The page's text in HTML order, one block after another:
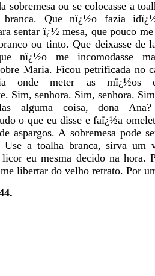
sobremesa ou se colocasse a
Que nï¿½o fazia
sentar ï¿½ mesa, que pouco
ou tinto. Que deixasse de
nï¿½o me incomodasse
Maria. Ficou petrificada no
onde meter as mï¿½os
Sim, senhora. Sim, senhora.
alguma coisa, dona
o que eu disse e faï¿½a
aspargos. A sobremesa pode
Use a toalha branca, sirva um
eu mesma decido na hora.
libertar do velho retrato. Por